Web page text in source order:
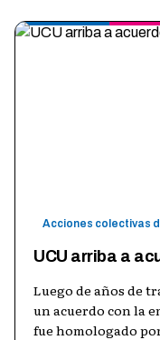
Acciones colectivas
UCU arriba a
Luego de años de
un acuerdo con la
fue homologado